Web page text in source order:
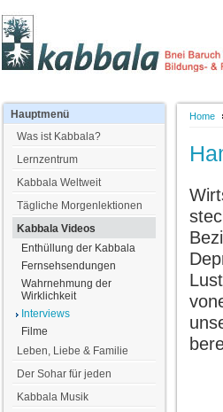
Home
Hauptmenü
Was ist Kabbala?
Lernzentrum
Kabbala Weltweit
Tägliche Morgenlektionen
Kabbala Videos
Enthüllung der Kabbala
Fernsehsendungen
Wahrnehmung der
Wirklichkeit
Interviews
Filme
Leben, Liebe & Familie
Der Sohar für jeden
Kabbala Musik